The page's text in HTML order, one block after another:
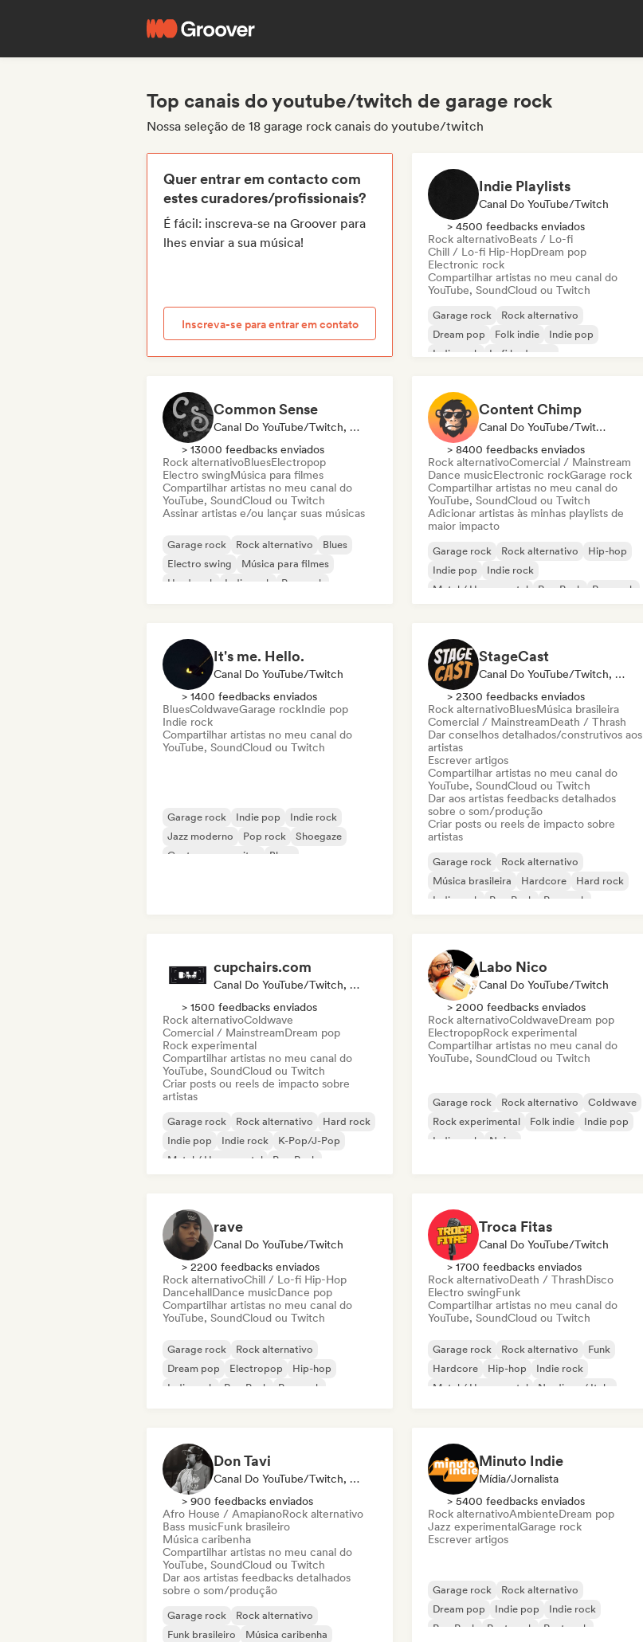
Top canais do youtube/twitch de garage rock
Nossa seleção de 18 garage rock canais do youtube/twitch
Quer entrar em contacto com
estes curadores/profissionais?
É fácil: inscreva-se na Groover para
lhes enviar a sua música!
Inscreva-se para entrar em contato
Indie Playlists
Canal Do YouTube/Twitch
> 4500 feedbacks enviados
Rock alternativoBeats / Lo-fi
Chill / Lo-fi Hip-HopDream pop
Electronic rock
Compartilhar artistas no meu canal do
YouTube, SoundCloud ou Twitch
Garage rock
Rock alternativo
Dream pop
Folk indie
Indie pop
Indie rock
Lofi bedroom
Common Sense
Canal Do YouTube/Twitch, Selo
> 13000 feedbacks enviados
Rock alternativoBluesElectropop
Electro swingMúsica para filmes
Compartilhar artistas no meu canal do
YouTube, SoundCloud ou Twitch
Assinar artistas e/ou lançar suas músicas
Garage rock Rock alternativo
Blues
Electro swing
Música para filmes
Hard rock
Indie rock Pop rock
Content Chimp
Canal Do YouTube/Twitch, Playlist
> 8400 feedbacks enviados
Rock alternativoComercial / Mainstream
Dance musicElectronic rockGarage rock
Compartilhar artistas no meu canal do
YouTube, SoundCloud ou Twitch
Adicionar artistas às minhas playlists de
maior impacto
Garage rock Rock alternativo
Hip-hop
Indie pop
Indie rock
Metal / Heavy metal
Pop Punk Pop rock
It's me. Hello.
Canal Do YouTube/Twitch
> 1400 feedbacks enviados
BluesColdwaveGarage rockIndie pop
Indie rock
Compartilhar artistas no meu canal do
YouTube, SoundCloud ou Twitch
Garage rock Indie pop
Indie rock
Jazz moderno
Pop rock
Shoegaze
Cantor-compositor
Blues
StageCast
Canal Do YouTube/Twitch, Mídia/Jornalista, Mentor, Influenciador, Especialista Em Som
> 2300 feedbacks enviados
Rock alternativoBluesMúsica brasileira
Comercial / MainstreamDeath / Thrash
Dar conselhos detalhados/construtivos aos
artistas
Escrever artigos
Compartilhar artistas no meu canal do
YouTube, SoundCloud ou Twitch
Dar aos artistas feedbacks detalhados
sobre o som/produção
Criar posts ou reels de impacto sobre
artistas
Garage rock
Rock alternativo
Música brasileira
Hardcore
Hard rock
Indie rock
Pop Punk Pop rock
cupchairs.com
Canal Do YouTube/Twitch, Mídia/Jornalista
> 1500 feedbacks enviados
Rock alternativoColdwave
Comercial / MainstreamDream pop
Rock experimental
Compartilhar artistas no meu canal do
YouTube, SoundCloud ou Twitch
Criar posts ou reels de impacto sobre
artistas
Garage rock Rock alternativo
Hard rock
Indie pop
Indie rock
K-Pop/J-Pop
Metal / Heavy metal
Pop Punk
Labo Nico
Canal Do YouTube/Twitch
> 2000 feedbacks enviados
Rock alternativoColdwaveDream pop
ElectropopRock experimental
Compartilhar artistas no meu canal do
YouTube, SoundCloud ou Twitch
Garage rock Rock alternativo
Coldwave
Rock experimental
Folk indie
Indie pop
Indie rock
Noise
rave
Canal Do YouTube/Twitch
> 2200 feedbacks enviados
Rock alternativoChill / Lo-fi Hip-Hop
DancehallDance musicDance pop
Compartilhar artistas no meu canal do
YouTube, SoundCloud ou Twitch
Garage rock
Rock alternativo
Dream pop
Electropop
Hip-hop
Indie rock
Pop Punk Pop rock
Troca Fitas
Canal Do YouTube/Twitch
> 1700 feedbacks enviados
Rock alternativoDeath / ThrashDisco
Electro swingFunk
Compartilhar artistas no meu canal do
YouTube, SoundCloud ou Twitch
Garage rock Rock alternativo
Funk
Hardcore
Hip-hop
Indie rock
Metal / Heavy metal
Nu-disco / Italo
Don Tavi
Canal Do YouTube/Twitch, Influenciador
> 900 feedbacks enviados
Afro House / AmapianoRock alternativo
Bass musicFunk brasileiro
Música caribenha
Compartilhar artistas no meu canal do
YouTube, SoundCloud ou Twitch
Dar aos artistas feedbacks detalhados
sobre o som/produção
Garage rock
Rock alternativo
Funk brasileiro
Música caribenha
Minuto Indie
Mídia/Jornalista
> 5400 feedbacks enviados
Rock alternativoAmbienteDream pop
Jazz experimentalGarage rock
Escrever artigos
Garage rock
Rock alternativo
Dream pop
Indie pop
Indie rock
Pop Punk
Post punk Post rock